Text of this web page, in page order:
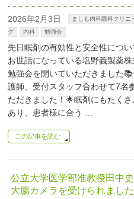
2026年2月3日 ましも内科眼科クリニ
グ
内科 勉強会
先日眠剤の有効性と安全性につい
お世話になっている塩野義製薬
勉強会を開いていただきました
護師、受付スタッフ合わせて7名
ただきました！🌟眠剤にもたく
あり、患者様に合う …
この記事を読む
公立大学医学部准教授田中
大腸カメラを受けられました